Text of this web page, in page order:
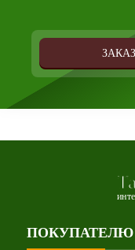
ПОКУПАТЕЛЮ